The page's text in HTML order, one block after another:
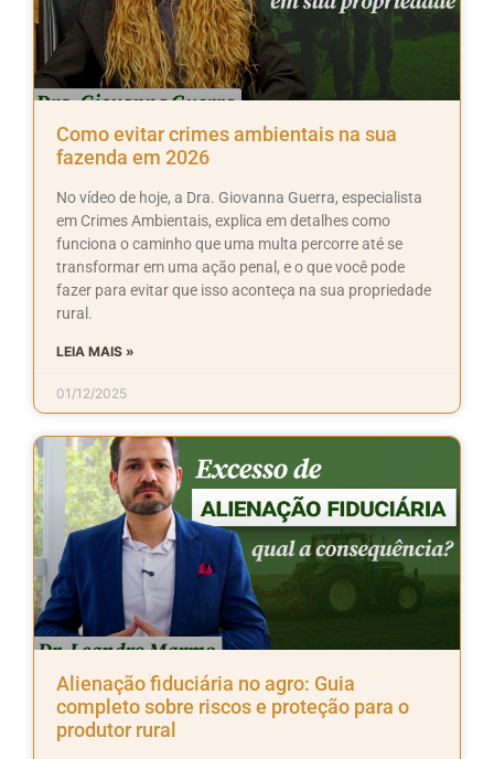
Como evitar crimes ambientais na sua
fazenda em 2026
No vídeo de hoje, a Dra. Giovanna Guerra, especialista
em Crimes Ambientais, explica em detalhes como
funciona o caminho que uma multa percorre até se
transformar em uma ação penal, e o que você pode
fazer para evitar que isso aconteça na sua propriedade
rural.
LEIA MAIS »
01/12/2025
Alienação fiduciária no agro: Guia
completo sobre riscos e proteção para o
produtor rural